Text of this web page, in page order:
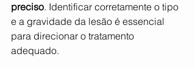
preciso. Identificar corretamente o tipo
e a gravidade da lesão é essencial
para direcionar o tratamento
adequado.